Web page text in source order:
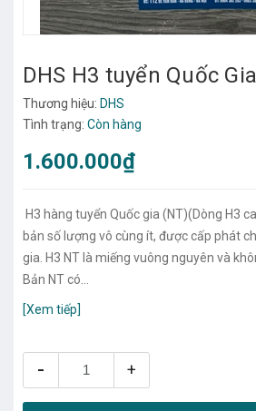
DHS H3 tuyển Quốc
Thương hiệu: DHS
Tình trạng: Còn hàng
1.600.000₫
H3 hàng tuyển Quốc gia (NT)(Dòng H3
bản số lượng vô cùng ít, được cấp phát
gia. H3 NT là miếng vuông nguyên và
Bản NT có...
[Xem tiếp]
- +